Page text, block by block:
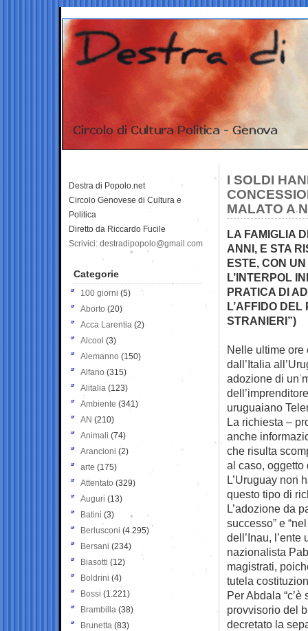
I SOLDI
MALATO A
LA FAMIGLIA
ANNI, E STA
ESTE, CON
L’INTERPOL
PRATICA DI
L’AFFIDO DEL
STRANIERI”)
Nelle ultime ore
dall’Italia
adozione di un
uruguaiano
La richiesta –
anche
che risulta
al caso, oggetto
L’Uruguay non
questo tipo di
L’adozione da
successo” e
dell’Inau,
nazionalista
magistrati,
tutela
Per Abdala
provvisorio del
decretato la
Destra di Popolo.net
Circolo Genovese di Cultura e
Politica
Diretto da Riccardo Fucile
Scrivici: destradipopolo@gmail.com
Categorie
100 giorni (5)
Aborto (20)
Acca Larentia (2)
Alcool (3)
Alemanno (150)
Alfano (315)
Alitalia (123)
Ambiente (341)
AN (210)
Animali (74)
Arancioni (2)
arte (175)
Attentato (329)
Auguri (13)
Batini (3)
Berlusconi (4.295)
Bersani (234)
Biasotti (12)
Boldrini (4)
Bossi (1.221)
Brambilla (38)
Brunetta (83)